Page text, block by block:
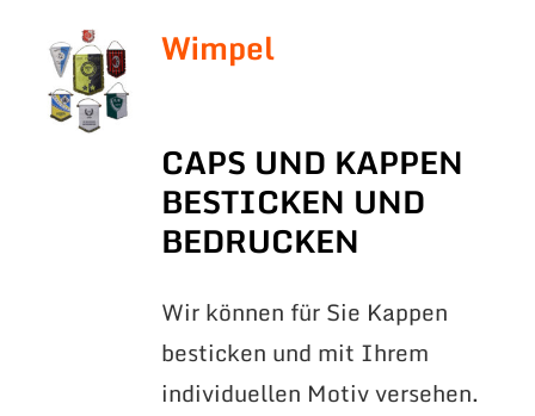
Wimpel
CAPS UND KAPPEN
BESTICKEN UND
BEDRUCKEN
Wir können für Sie Kappen
besticken und mit Ihrem
individuellen Motiv versehen.